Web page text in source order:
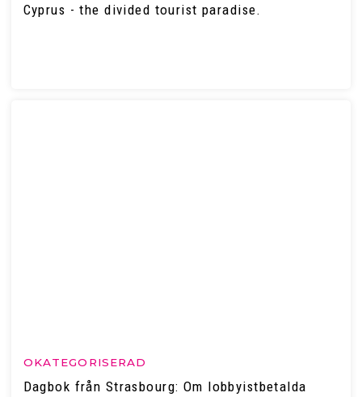
Cyprus - the divided tourist paradise.
OKATEGORISERAD
Dagbok från Strasbourg: Om lobbyistbetalda